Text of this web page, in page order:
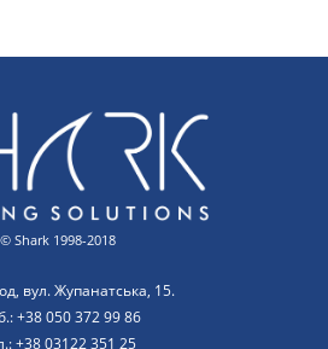
© Shark 1998-2018
вул. Жупанатська, 15.
+38 050 372 99 86
+38 03122 351 25